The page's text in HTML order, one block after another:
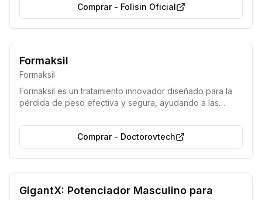
Comprar- Folisin Oficial
Acción rápida
Formaksil
Formaksil
Formaksil es un tratamiento innovador diseñado para la
pérdida de peso efectiva y segura, ayudando a las
ciclo. Este suplemento natural promueve una reducción
de peso saludable sin comprometer el bienestar general.
Comprar- Doctorovtech
GigantX: Potenciador Masculino para